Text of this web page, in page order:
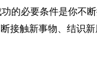
的必要条件是你不
断接触新事物、结识